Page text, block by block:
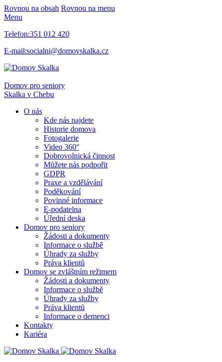
Rovnou na obsah Rovnou na menu
Menu
Telefon:351 012 420
E-mail:socialni@domovskalka.cz
Domov pro seniory
Skalka v Chebu
O nás
Kde nás najdete
Historie domova
Fotogalerie
Video 360°
Dobrovolnická činnost
Můžete nás podpořit
GDPR
Praxe a vzdělávání
Poděkování
Povinné informace
E-podatelna
Úřední deska
Domov pro seniory
Žádosti a dokumenty
Informace o službě
Úhrady za služby
Práva klientů
Domov se zvláštním režimem
Žádosti a dokumenty
Informace o službě
Úhrady za služby
Práva klientů
Informace o demenci
Kontakty
Kariéra